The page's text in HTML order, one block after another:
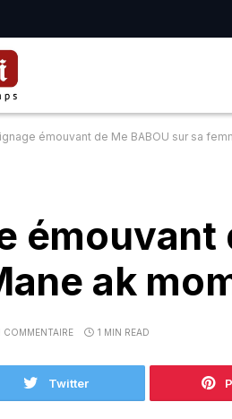
émouvant de Me BABOU sur sa
émouvant
ak
COMMENTAIRE 1 MIN READ
Twitter